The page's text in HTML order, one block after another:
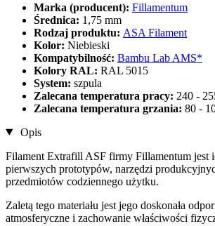
Marka (producent): Fillamentum
Średnica: 1,75 mm
Rodzaj produktu: ASA Filament
Kolor: Niebieski
Kompatybilność: Bambu Lab AMS*
Kolory RAL: RAL 5015
System: szpula
Zalecana temperatura pracy: 240 -
Zalecana temperatura grzania: 80 -
Opis
Filament Extrafill ASF firmy Fillamentum jest
pierwszych prototypów, narzędzi
przedmiotów codziennego użytku.
Zaletą tego materiału jest jego doskonała
atmosferyczne i zachowanie właściwości